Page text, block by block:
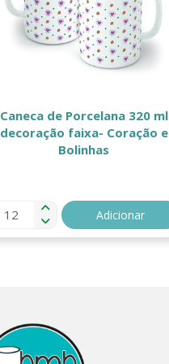
Caneca de Porcelana 320 ml
decoração faixa- Coração e
Bolinhas
Adicionar